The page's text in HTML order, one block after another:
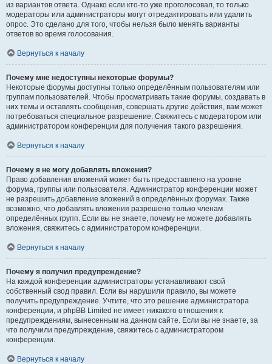
из вариантов ответа. Однако если кто-то уже проголосовал, то только
модераторы или администраторы могут отредактировать или удалить
опрос. Это сделано для того, чтобы нельзя было менять варианты
ответов во время голосования.
Вернуться к началу
Почему мне недоступны некоторые форумы?
Некоторые форумы доступны только определённым пользователям или
группам пользователей. Чтобы просматривать такие форумы, создавать в
них темы и оставлять сообщения, совершать другие действия, вам может
потребоваться специальное разрешение. Свяжитесь с модератором или
администратором конференции для получения такого разрешения.
Вернуться к началу
Почему я не могу добавлять вложения?
Право добавления вложений может быть предоставлено на уровне
форума, группы или пользователя. Администратор конференции может
не разрешить добавление вложений в определённых форумах. Также
возможно, что добавлять вложения разрешено только членам
определённых групп. Если вы не знаете, почему не можете добавлять
вложения, свяжитесь с администратором конференции.
Вернуться к началу
Почему я получил предупреждение?
На каждой конференции администраторы устанавливают свой
собственный свод правил. Если вы нарушили правило, вы можете
получить предупреждение. Учтите, что это решение администратора
конференции, и phpBB Limited не имеет никакого отношения к
предупреждениям, вынесенным на данном сайте. Если вы не знаете, за
что получили предупреждение, свяжитесь с администратором
конференции.
Вернуться к началу